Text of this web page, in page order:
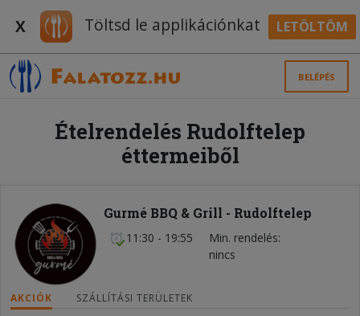
X Töltsd le applikációnkat LETÖLTÖM
BELÉPÉS
Ételrendelés Rudolftelep
éttermeiből
Gurmé BBQ & Grill - Rudolftelep
11:30 - 19:55
Min. rendelés
nincs
AKCIÓK SZÁLLÍTÁSI TERÜLETEK